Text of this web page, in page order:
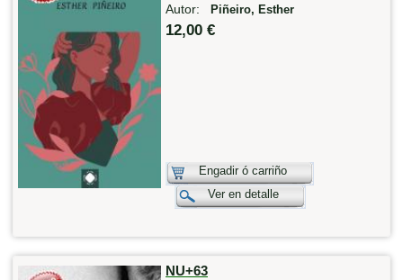
Autor: Piñeiro, Esther
12,00 €
Engadir ó carriño
Ver en detalle
NU+63